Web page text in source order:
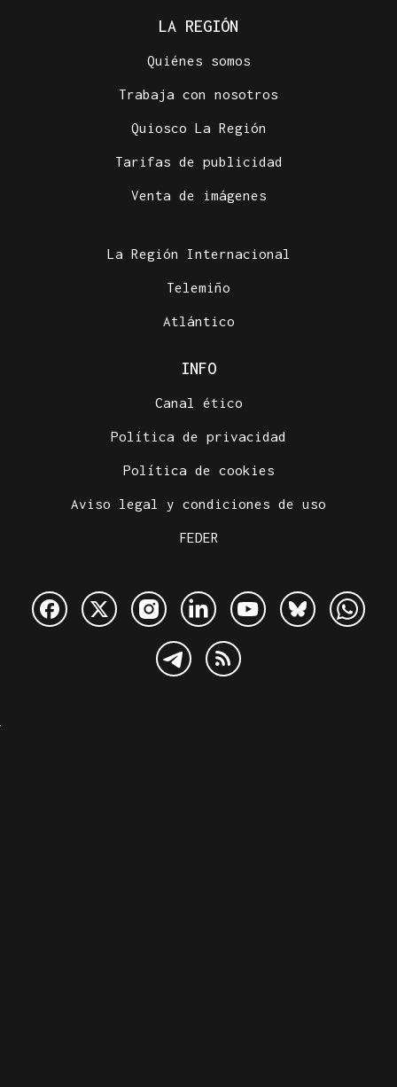
LA REGIÓN
Quiénes somos
Trabaja con nosotros
Quiosco La Región
Tarifas de publicidad
Venta de imágenes
La Región Internacional
Telemiño
Atlántico
INFO
Canal ético
Política de privacidad
Política de cookies
Aviso legal y condiciones de uso
FEDER